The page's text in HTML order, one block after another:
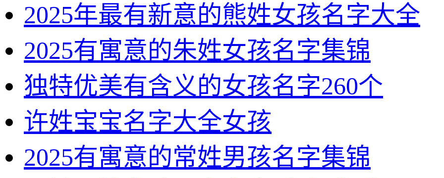
2025年最有新意的熊姓女孩名字大全
2025有寓意的朱姓女孩名字集锦
独特优美有含义的女孩名字260个
许姓宝宝名字大全女孩
2025有寓意的常姓男孩名字集锦